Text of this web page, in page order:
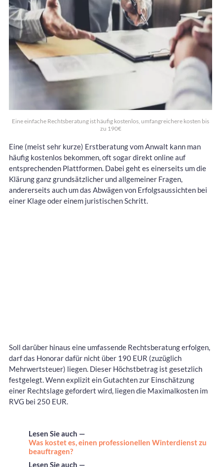
Eine einfache Rechtsberatung ist häufig kostenlos, umfangreichere kosten bis
zu 190€
Eine (meist sehr kurze) Erstberatung vom Anwalt kann man
häufig kostenlos bekommen, oft sogar direkt online auf
entsprechenden Plattformen. Dabei geht es einerseits um die
Klärung ganz grundsätzlicher und allgemeiner Fragen,
andererseits auch um das Abwägen von Erfolgsaussichten bei
einer Klage oder einem juristischen Schritt.
Soll darüber hinaus eine umfassende Rechtsberatung erfolgen,
darf das Honorar dafür nicht über 190 EUR (zuzüglich
Mehrwertsteuer) liegen. Dieser Höchstbetrag ist gesetzlich
festgelegt. Wenn explizit ein Gutachten zur Einschätzung
einer Rechtslage gefordert wird, liegen die Maximalkosten im
RVG bei 250 EUR.
Lesen Sie auch —
Was kostet es, einen professionellen Winterdienst zu
beauftragen?
Lesen Sie auch —